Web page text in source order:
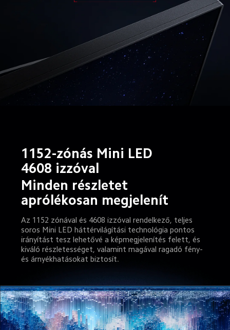
1152-zónás Mini LED
4608 izzóval
Minden részletet
aprólékosan megjelenít
Az 1152 zónával és 4608 izzóval rendelkező, teljes
soros Mini LED háttérvilágítási technológia pontos
irányítást tesz lehetővé a képmegjelenítés felett, és
kiváló részletességet, valamint magával ragadó fény-
és árnyékhatásokat biztosít.